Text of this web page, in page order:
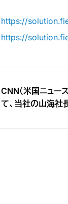
https://
https://
CNN（米国ニュー
て、当社の山海社